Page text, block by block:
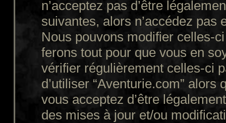
n’acceptez pas d’être
suivantes, alors n’accédez pas
Nous pouvons modifier celles-
ferons tout pour que vous en
vérifier régulièrement celles-ci
d’utiliser “Aventurie.com”
vous acceptez d’être
des mises à jour et/ou